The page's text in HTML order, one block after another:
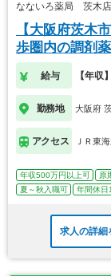
なないろ薬局 茨木
【大阪府茨木
歩圏内の調剤薬
給与 【年収
勤務地 大阪府
アクセス ＪＲ東
年収500万円以上可 原
夏～秋入職可
年間休日
求人の詳細